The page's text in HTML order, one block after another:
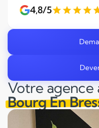
Votre
Bourg En
4,8/5